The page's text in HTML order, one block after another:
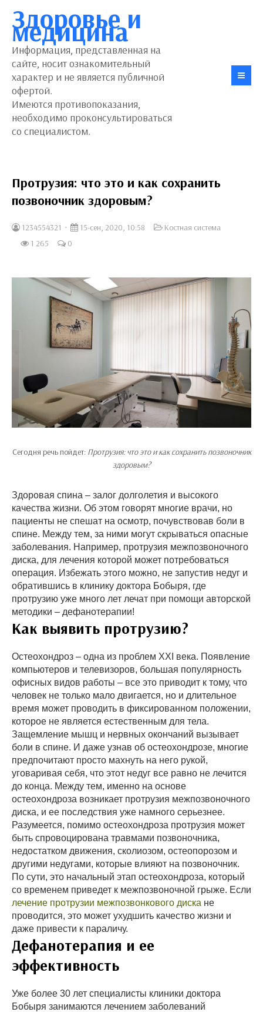
Здоровье и
медицина
Информация, представленная на
сайте, носит ознакомительный
характер и не является публичной
офертой.
Имеются противопоказания,
необходимо проконсультироваться
со специалистом.
Протрузия: что это и как сохранить
позвоночник здоровым?
1234554321 15-сен, 2020, 10:58
Костная система
1 265
0
Сегодня речь пойдет: Протрузия: что это и как сохранить позвоночник
здоровым?
Здоровая спина – залог долголетия и высокого
качества жизни. Об этом говорят многие врачи, но
пациенты не спешат на осмотр, почувствовав боли в
спине. Между тем, за ними могут скрываться опасные
заболевания. Например, протрузия межпозвоночного
диска, для лечения которой может потребоваться
операция. Избежать этого можно, не запустив недуг и
обратившись в клинику доктора Бобыря, где
протрузию уже много лет лечат при помощи авторской
методики – дефанотерапии!
Как выявить протрузию?
Остеохондроз – одна из проблем XXI века. Появление
компьютеров и телевизоров, большая популярность
офисных видов работы – все это приводит к тому, что
человек не только мало двигается, но и длительное
время может проводить в фиксированном положении,
которое не является естественным для тела.
Защемление мышц и нервных окончаний вызывает
боли в спине. И даже узнав об остеохондрозе, многие
предпочитают просто махнуть на него рукой,
уговаривая себя, что этот недуг все равно не лечится
до конца. Между тем, именно на основе
остеохондроза возникает протрузия межпозвоночного
диска, и ее последствия уже намного серьезнее.
Разумеется, помимо остеохондроза протрузия может
быть спровоцирована травмами позвоночника,
недостатком движения, сколиозом, остеопорозом и
другими недугами, которые влияют на позвоночник.
По сути, это начальный этап остеохондроза, который
со временем приведет к межпозвоночной грыже. Если
лечение протрузии межпозвонкового диска не
проводится, это может ухудшить качество жизни и
даже привести к параличу.
Дефанотерапия и ее
эффективность
Уже более 30 лет специалисты клиники доктора
Бобыря занимаются лечением заболеваний